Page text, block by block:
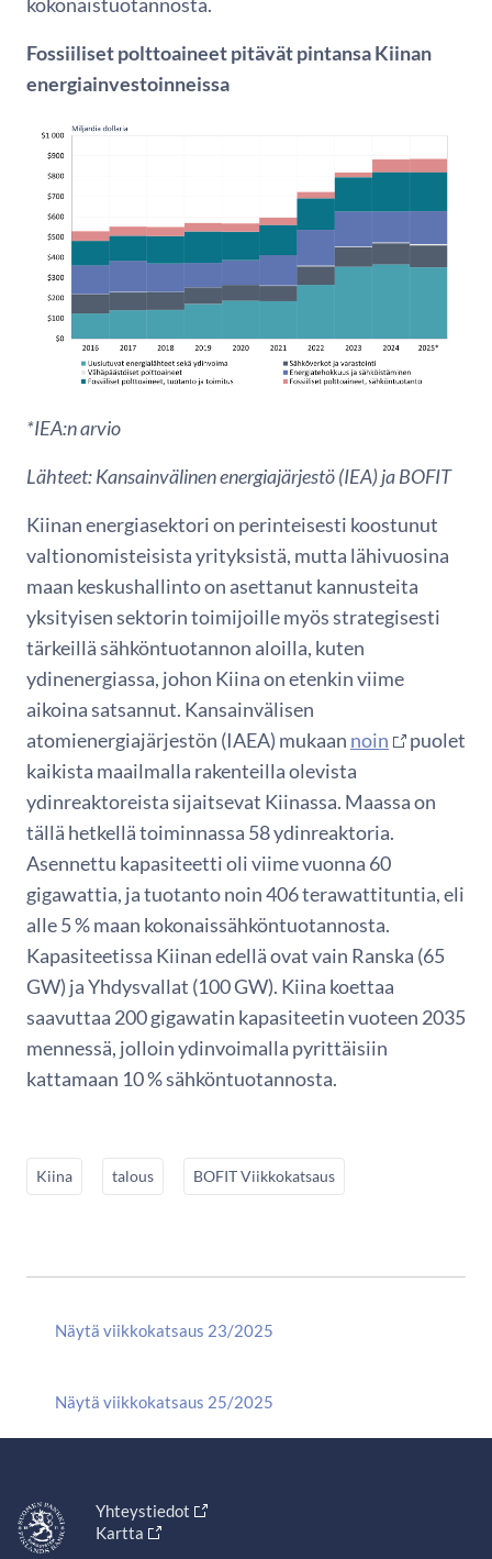
Fossiiliset polttoaineet pitävät pintansa Kiinan
energiainvestoinneissa
*IEA:n arvio
Lähteet: Kansainvälinen energiajärjestö (IEA) ja BOFIT
Kiinan energiasektori on perinteisesti koostunut
valtionomisteisista yrityksistä, mutta lähivuosina
maan keskushallinto on asettanut kannusteita
yksityisen sektorin toimijoille myös strategisesti
tärkeillä sähköntuotannon aloilla, kuten
ydinenergiassa, johon Kiina on etenkin viime
aikoina satsannut. Kansainvälisen
atomienergiajärjestön (IAEA) mukaan noin
puolet
kaikista maailmalla rakenteilla olevista
ydinreaktoreista sijaitsevat Kiinassa. Maassa on
tällä hetkellä toiminnassa 58 ydinreaktoria.
Asennettu kapasiteetti oli viime vuonna 60
gigawattia, ja tuotanto noin 406 terawattituntia, eli
alle 5 % maan kokonaissähköntuotannosta.
Kapasiteetissa Kiinan edellä ovat vain Ranska (65
GW) ja Yhdysvallat (100 GW). Kiina koettaa
saavuttaa 200 gigawatin kapasiteetin vuoteen 2035
mennessä, jolloin ydinvoimalla pyrittäisiin
kattamaan 10 % sähköntuotannosta.
Kiina talous BOFIT Viikkokatsaus
Näytä viikkokatsaus 23/2025
Näytä viikkokatsaus 25/2025
Yhteystiedot
Kartta